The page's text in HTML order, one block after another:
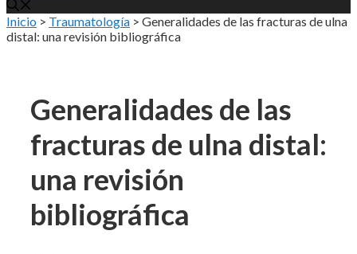
Inicio > Traumatología > Generalidades de las fracturas de ulna
distal: una revisión bibliográfica
Generalidades de las
fracturas de ulna distal:
una revisión
bibliográfica